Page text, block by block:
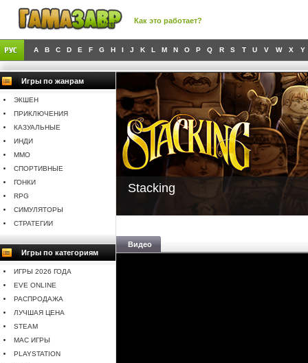
Как это работает?
A B C D E F G H I J K L M N O P Q R S T U V W X Y
Игры по жанрам
ЭКШЕН
ПРИКЛЮЧЕНИЯ
КАЗУАЛЬНЫЕ
ИНДИ
MMO
СПОРТИВНЫЕ
ГОНКИ
RPG
СИМУЛЯТОРЫ
СТРАТЕГИИ
Игры по категориям
ИГРЫ 2026 ГОДА
EVE ONLINE
РАСПРОДАЖА
ЛУЧШАЯ ЦЕНА
STEAM
MAC ИГРЫ
PLAYSTATION
Stacking
Видео